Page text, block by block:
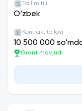
Ta'lim tili
O‘zbek
Kontrakt to'lovi
10 500 000
Grant mavjud